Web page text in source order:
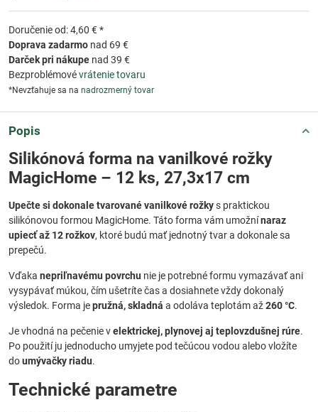
Doručenie od: 4,60 € *
Doprava zadarmo nad 69 €
Darček pri nákupe nad 39 €
Bezproblémovévrátenie tovaru
*Nevzťahuje sa na nadrozmerný tovar
Popis
Silikónová forma na vanilkové rožky
MagicHome – 12 ks, 27,3x17 cm
Upečte si dokonale tvarované vanilkové rožkys praktickou
silikónovou formou MagicHome. Táto forma vám umožnínaraz
upiecť až 12 rožkov, ktoré budú mať jednotný tvar a dokonale sa
prepečú.
Vďaka nepriľnavému povrchu nie je potrebné formu vymazávať ani
vysypávať múkou, čím ušetríte čas a dosiahnete vždy dokonalý
výsledok. Forma jepružná, skladná a odoláva teplotám až260 °C.
Je vhodná na pečenie velektrickej, plynovej aj teplovzdušnej rúre.
Po použití ju jednoducho umyjete pod tečúcou vodou alebo vložíte
doumývačky riadu.
Technické parametre